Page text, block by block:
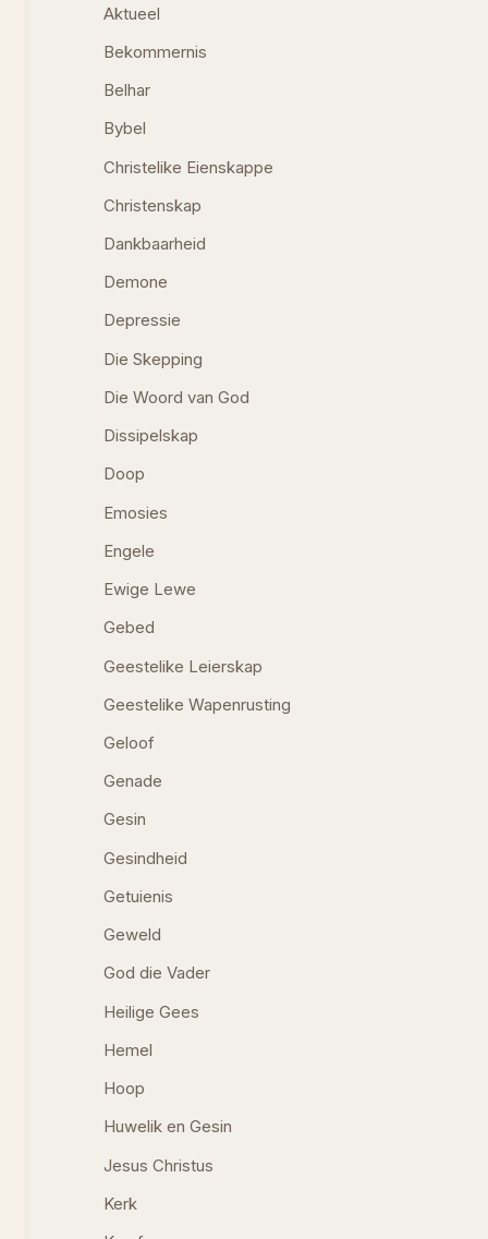
Aktueel
Bekommernis
Belhar
Bybel
Christelike Eienskappe
Christenskap
Dankbaarheid
Demone
Depressie
Die Skepping
Die Woord van God
Dissipelskap
Doop
Emosies
Engele
Ewige Lewe
Gebed
Geestelike Leierskap
Geestelike Wapenrusting
Geloof
Genade
Gesin
Gesindheid
Getuienis
Geweld
God die Vader
Heilige Gees
Hemel
Hoop
Huwelik en Gesin
Jesus Christus
Kerk